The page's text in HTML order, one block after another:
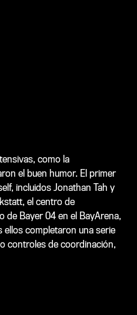
como la
el buen humor. El primer
incluidos Jonathan Tah y
el centro de
de Bayer 04 en el BayArena,
ellos completaron una serie
controles de coordinación,